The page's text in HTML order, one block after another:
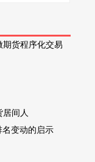
期货程序化交易
居间人
名变动的启示